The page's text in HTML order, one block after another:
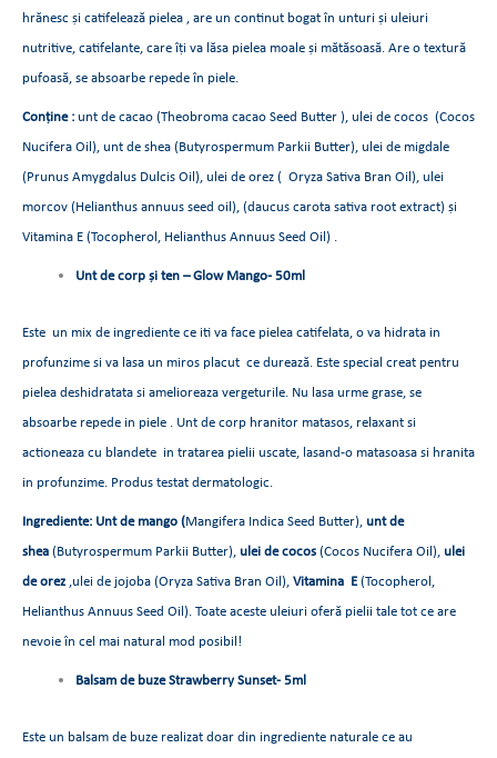
hrănesc și catifelează pielea , are un continut bogat în unturi și uleiuri
nutritive, catifelante, care îți va lăsa pielea moale și mătăsoasă. Are o textură
pufoasă, se absoarbe repede în piele.
Conține : unt de cacao (Theobroma cacao Seed Butter ), ulei de cocos (Cocos
Nucifera Oil), unt de shea (Butyrospermum Parkii Butter), ulei de migdale
(Prunus Amygdalus Dulcis Oil), ulei de orez ( Oryza Sativa Bran Oil), ulei
morcov (Helianthus annuus seed oil), (daucus carota sativa root extract) și
Vitamina E (Tocopherol, Helianthus Annuus Seed Oil) .
Unt de corp și ten –Glow Mango- 50ml
Este un mix de ingrediente ce iti va face pielea catifelata, o va hidrata in
profunzime si va lasa un miros placut ce durează. Este special creat pentru
pielea deshidratata si amelioreaza vergeturile. Nu lasa urme grase, se
absoarbe repede in piele . Unt de corp hranitor matasos, relaxant si
actioneaza cu blandete in tratarea pielii uscate, lasand-o matasoasa si hranita
in profunzime. Produs testat dermatologic.
Ingrediente: Unt de mango (Mangifera Indica Seed Butter), unt de
shea (Butyrospermum Parkii Butter), ulei de cocos (Cocos Nucifera Oil), ulei
de orez ,ulei de jojoba (Oryza Sativa Bran Oil), Vitamina E(Tocopherol,
Helianthus Annuus Seed Oil). Toate aceste uleiuri oferă pielii tale tot ce are
nevoie în cel mai natural mod posibil!
Balsam de buzeStrawberry Sunset- 5ml
Este un balsam de buze realizat doar din ingrediente naturale ce au